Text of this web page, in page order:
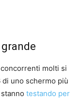
molti si
uno schermo più
testando per